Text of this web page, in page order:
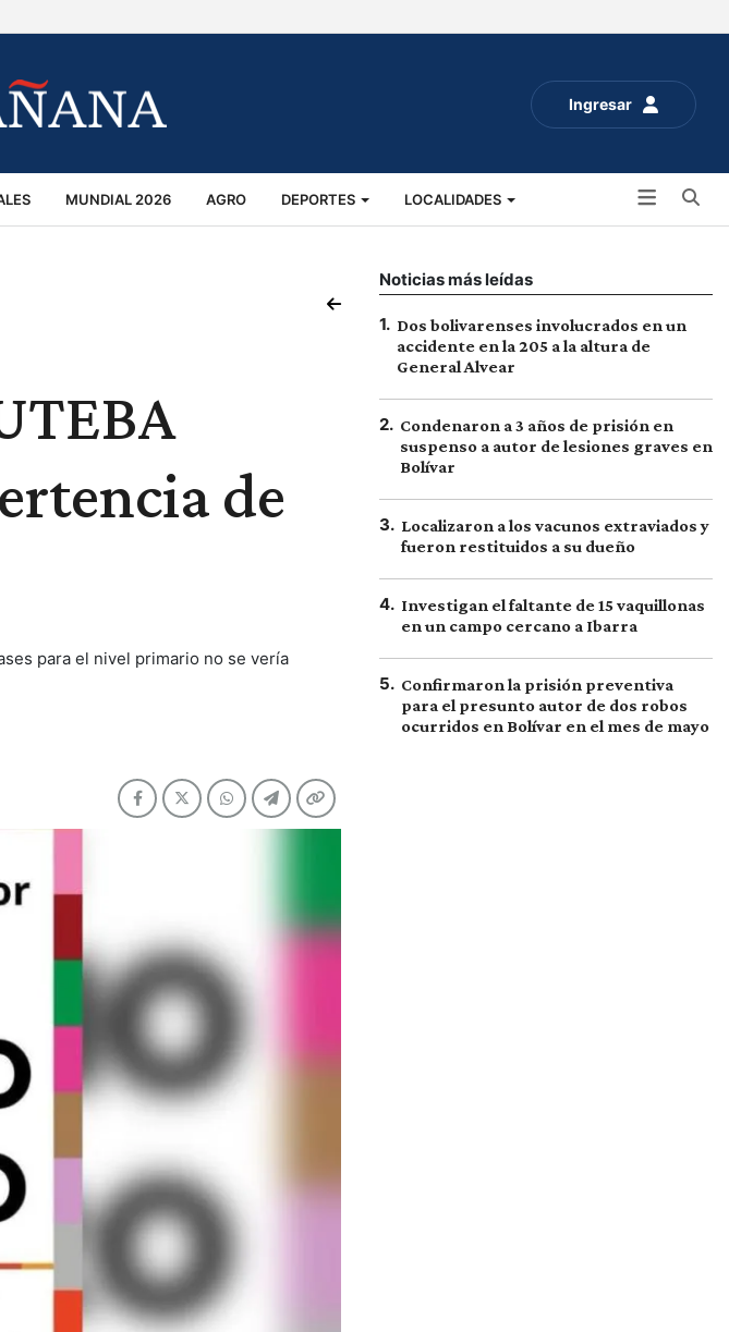
Ingresar
MUNDIAL 2026 AGRO DEPORTES LOCALIDADES
de
para el nivel primario no se vería
Noticias más leídas
1. Dos bolivarenses involucrados en un
accidente en la 205 a la altura de
General Alvear
2. Condenaron a 3 años de prisión en
suspenso a autor de lesiones graves en
Bolívar
3. Localizaron a los vacunos extraviados y
fueron restituidos a su dueño
4. Investigan el faltante de 15 vaquillonas
en un campo cercano a Ibarra
5. Confirmaron la prisión preventiva
para el presunto autor de dos robos
ocurridos en Bolívar en el mes de mayo